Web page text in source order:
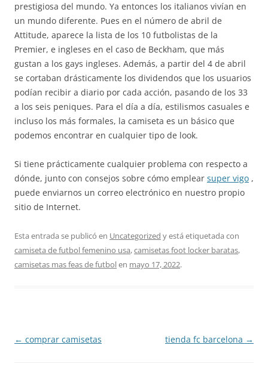
prestigiosa del mundo. Ya entonces los italianos vivían en
un mundo diferente. Pues en el número de abril de
Attitude, aparece la lista de los 10 futbolistas de la
Premier, e ingleses en el caso de Beckham, que más
gustan a los gays ingleses. Además, a partir del 4 de abril
se cortaban drásticamente los dividendos que los usuarios
podían recibir a diario por cada acción, pasando de los 33
a los seis peniques. Para el día a día, estilismos casuales e
incluso los más formales, la camiseta es un básico que
podemos encontrar en cualquier tipo de look.
Si tiene prácticamente cualquier problema con respecto a
dónde, junto con consejos sobre cómo emplear super vigo ,
puede enviarnos un correo electrónico en nuestro propio
sitio de Internet.
Esta entrada se publicó en Uncategorized y está etiquetada con
camiseta de futbol femenino usa,camisetas foot locker baratas,
camisetas mas feas de futbolen mayo 17, 2022.
Navegación
← comprar camisetas tienda fc barcelona →